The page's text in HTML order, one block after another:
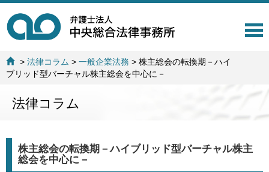
T
>法律コラム >一般企業法務 >株主総会の転換期－ハイ
ブリッド型バーチャル株主総会を中心に－
法律コラム
株主総会の転換期－ハイブリッド型バーチャル株主
総会を中心に－